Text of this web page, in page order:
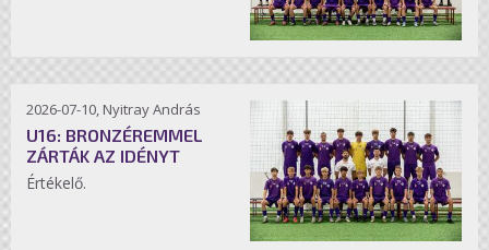
2026-07-10, Nyitray András
U16: BRONZÉREMMEL
ZÁRTÁK AZ IDÉNYT
Értékelő.